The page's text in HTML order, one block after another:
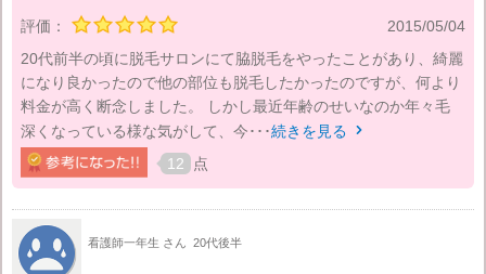
評価：
2015/05/04
20代前半の頃に脱毛サロンにて脇脱毛をやったことがあり、綺麗
になり良かったので他の部位も脱毛したかったのですが、何より
料金が高く断念しました。 しかし最近年齢のせいなのか年々毛
深くなっている様な気がして、今･･･続きを見る 
12 点
看護師一年生 さん 20代後半